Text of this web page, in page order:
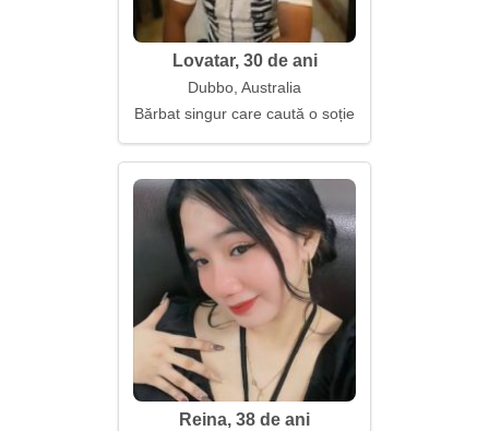
Lovatar, 30 de ani
Dubbo, Australia
Bărbat singur care caută o soție
Reina, 38 de ani